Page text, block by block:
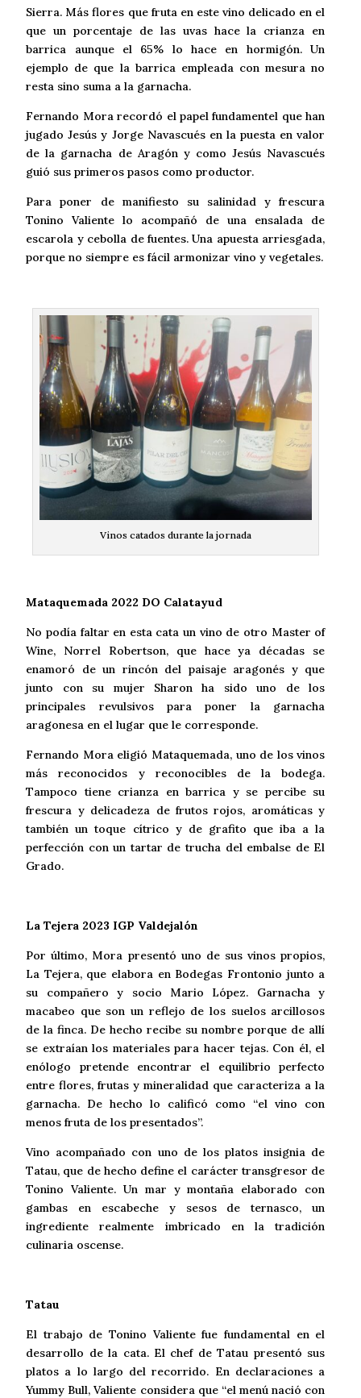
Sierra. Más flores que fruta en este vino delicado en el
que un porcentaje de las uvas hace la crianza en
barrica aunque el 65% lo hace en hormigón. Un
ejemplo de que la barrica empleada con mesura no
resta sino suma a la garnacha.
Fernando Mora recordó el papel fundamentel que han
jugado Jesús y Jorge Navascués en la puesta en valor
de la garnacha de Aragón y como Jesús Navascués
guió sus primeros pasos como productor.
Para poner de manifiesto su salinidad y frescura
Tonino Valiente lo acompañó de una ensalada de
escarola y cebolla de fuentes. Una apuesta arriesgada,
porque no siempre es fácil armonizar vino y vegetales.
Vinos catados durante la jornada
Mataquemada 2022 DO Calatayud
No podía faltar en esta cata un vino de otro Master of
Wine, Norrel Robertson, que hace ya décadas se
enamoró de un rincón del paisaje aragonés y que
junto con su mujer Sharon ha sido uno de los
principales revulsivos para poner la garnacha
aragonesa en el lugar que le corresponde.
Fernando Mora eligió Mataquemada, uno de los vinos
más reconocidos y reconocibles de la bodega.
Tampoco tiene crianza en barrica y se percibe su
frescura y delicadeza de frutos rojos, aromáticas y
también un toque cítrico y de grafito que iba a la
perfección con un tartar de trucha del embalse de El
Grado.
La Tejera 2023 IGP Valdejalón
Por último, Mora presentó uno de sus vinos propios,
La Tejera, que elabora en Bodegas Frontonio junto a
su compañero y socio Mario López. Garnacha y
macabeo que son un reflejo de los suelos arcillosos
de la finca. De hecho recibe su nombre porque de allí
se extraían los materiales para hacer tejas. Con él, el
enólogo pretende encontrar el equilibrio perfecto
entre flores, frutas y mineralidad que caracteriza a la
garnacha. De hecho lo calificó como “el vino con
menos fruta de los presentados”.
Vino acompañado con uno de los platos insignia de
Tatau, que de hecho define el carácter transgresor de
Tonino Valiente. Un mar y montaña elaborado con
gambas en escabeche y sesos de ternasco, un
ingrediente realmente imbricado en la tradición
culinaria oscense.
Tatau
El trabajo de Tonino Valiente fue fundamental en el
desarrollo de la cata. El chef de Tatau presentó sus
platos a lo largo del recorrido. En declaraciones a
Yummy Bull, Valiente considera que “el menú nació con